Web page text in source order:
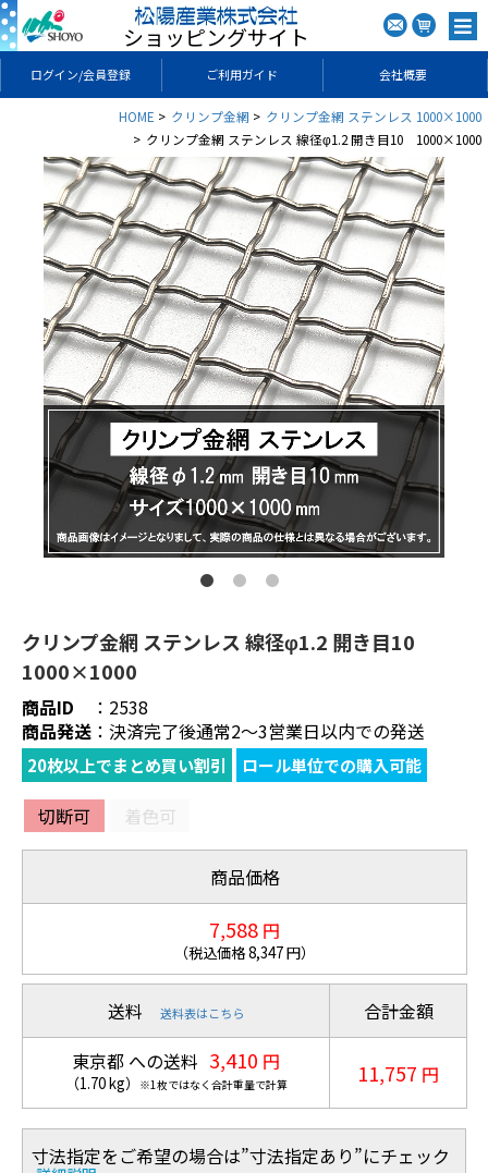
ショッピングサイト
ログイン/会員登録 ご利用ガイド 会社概要
HOME クリンプ金網
クリンプ金網 ステンレス 1000×1000
クリンプ金網 ステンレス 線径φ1.2 開き目10 1000×1000
クリンプ金網 ステンレス 線径φ1.2 開き目10
1000×1000
商品ID ： 2538
商品発送 ： 決済完了後通常2～3営業日以内での発送
20枚以上でまとめ買い割引 ロール単位での購入可能
切断可 着色可
商品価格
7,588 円
（税込価格8,347円）
送料 送料表はこちら
東京都 への送料 3,410 円
（1.70kg） ※1枚ではなく合計重量で計算
合計金額
11,757 円
寸法指定をご希望の場合は”寸法指定あり”にチェック